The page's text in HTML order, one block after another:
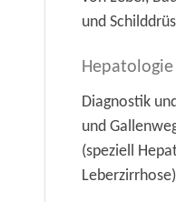
und
Hepatologie
Diagnostik
und
(speziell